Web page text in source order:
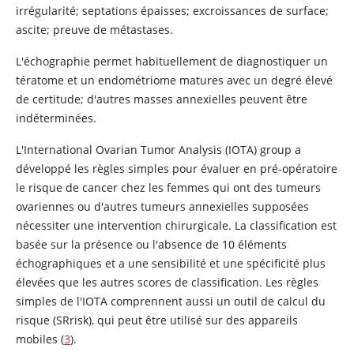
irrégularité; septations épaisses; excroissances de surface;
ascite; preuve de métastases.
L'échographie permet habituellement de diagnostiquer un
tératome et un endométriome matures avec un degré élevé
de certitude; d'autres masses annexielles peuvent être
indéterminées.
L'International Ovarian Tumor Analysis (IOTA) group a
développé les règles simples pour évaluer en pré-opératoire
le risque de cancer chez les femmes qui ont des tumeurs
ovariennes ou d'autres tumeurs annexielles supposées
nécessiter une intervention chirurgicale. La classification est
basée sur la présence ou l'absence de 10 éléments
échographiques et a une sensibilité et une spécificité plus
élevées que les autres scores de classification. Les règles
simples de l'IOTA comprennent aussi un outil de calcul du
risque (SRrisk), qui peut être utilisé sur des appareils
mobiles (3).